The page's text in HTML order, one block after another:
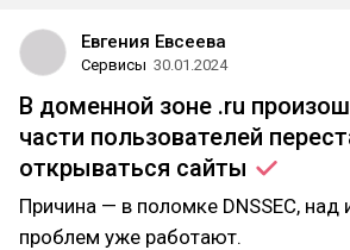
Евгения Евсеева
Сервисы 30.01.2024
В доменной зоне .ru
части пользователей
открываться сайты
Причина — в поломке DNSSEC, над
проблем уже работают.